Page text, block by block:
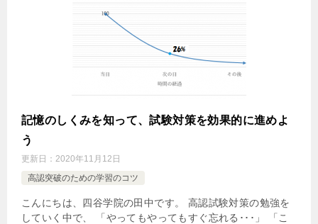
記憶のしくみを知って、試験対策を効果的に進めよ
う
更新日： 2020年11月12日
高認突破のための学習のコツ
こんにちは、四谷学院の田中です。 高認試験対策の勉強を
していく中で、 「やってもやってもすぐ忘れる･･･」 「こ